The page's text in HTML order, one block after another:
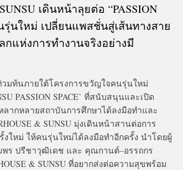
เดินหน้าลุยต่อ “PASSION
รุ่นใหม่ เปลี่ยนแพสชั่นสู่เส้นทางสาย
กแห่งการทำงานจริงอย่างมี
วมท้นภายใต้โครงการขวัญใจคนรุ่นใหม่
PASSION SPACE’ ที่สนับสนุนและเปิด
ลากหลายสถาบันการศึกษาได้ลงมือทำและ
& SUNSU มุ่งเดินหน้าสานต่อการ
งใหม่ ให้คนรุ่นใหม่ได้ลงมือทำอีกครั้ง นำโดยผู้
ร ปรีชาวุฒิเดช และ คุณกานต์–อรรถกร
& SUNSU ที่อยากส่งต่อความสุขพร้อม